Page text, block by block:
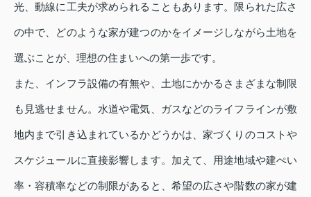
光、動線に工夫が求められることもあります。限られた広さ
の中で、どのような家が建つのかをイメージしながら土地を
選ぶことが、理想の住まいへの第一歩です。
また、インフラ設備の有無や、土地にかかるさまざまな制限
も見逃せません。水道や電気、ガスなどのライフラインが敷
地内まで引き込まれているかどうかは、家づくりのコストや
スケジュールに直接影響します。加えて、用途地域や建ぺい
率・容積率などの制限があると、希望の広さや階数の家が建